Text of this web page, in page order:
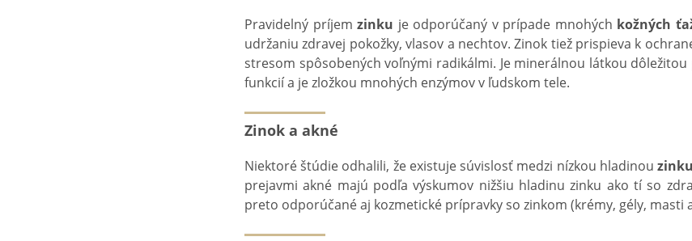
Pravidelný príjem zinku je odporúčaný v prípade mnohých kožných
udržaniu zdravej pokožky, vlasov a nechtov. Zinok tiež prispieva k
stresom spôsobených voľnými radikálmi. Je minerálnou látkou
funkcií a je zložkou mnohých enzýmov v ľudskom tele.
Zinok a akné
Niektoré štúdie odhalili, že existuje súvislosť medzi nízkou hladinou zinku
prejavmi akné majú podľa výskumov nižšiu hladinu zinku ako tí so
preto odporúčané aj kozmetické prípravky so zinkom (krémy, gély, masti